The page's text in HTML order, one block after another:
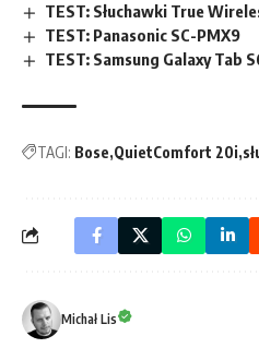
TEST: Słuchawki True
TEST: Panasonic SC-PMX9
TEST: Samsung Galaxy Tab
TAGI: Bose QuietComfort 20i
Michał Lis